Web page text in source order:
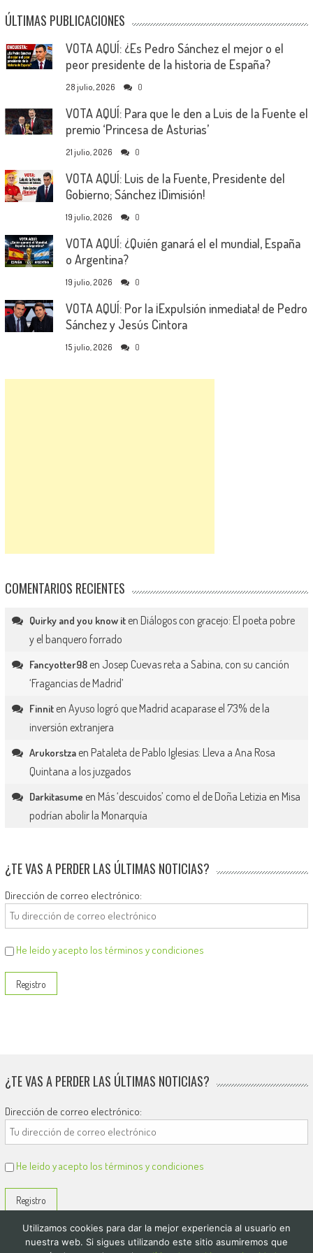
ÚLTIMAS PUBLICACIONES
VOTA AQUÍ: ¿Es Pedro Sánchez el mejor o el
peor presidente de la historia de España?
28 julio, 2026 0
VOTA AQUÍ: Para que le den a Luis de la Fuente el
premio ‘Princesa de Asturias’
21 julio, 2026 0
VOTA AQUÍ: Luis de la Fuente, Presidente del
Gobierno; Sánchez ¡Dimisión!
19 julio, 2026 0
VOTA AQUÍ: ¿Quién ganará el el mundial, España
o Argentina?
19 julio, 2026 0
VOTA AQUÍ: Por la ¡Expulsión inmediata! de Pedro
Sánchez y Jesús Cintora
15 julio, 2026 0
COMENTARIOS RECIENTES
Quirky and you know iten Diálogos con gracejo: El poeta pobre
y el banquero forrado
Fancyotter98en Josep Cuevas reta a Sabina, con su canción
‘Fragancias de Madrid’
Finniten Ayuso logró que Madrid acaparase el 73% de la
inversión extranjera
Arukorstzaen Pataleta de Pablo Iglesias: Lleva a Ana Rosa
Quintana a los juzgados
Darkitasume en Más ‘descuidos’ como el de Doña Letizia en Misa
podrían abolir la Monarquía
¿TE VAS A PERDER LAS ÚLTIMAS NOTICIAS?
Dirección de correo electrónico:
He leído y acepto los términos y condiciones
¿TE VAS A PERDER LAS ÚLTIMAS NOTICIAS?
Dirección de correo electrónico:
He leído y acepto los términos y condiciones
Utilizamos cookies para dar la mejor experiencia al usuario en
nuestra web. Si sigues utilizando este sitio asumiremos que